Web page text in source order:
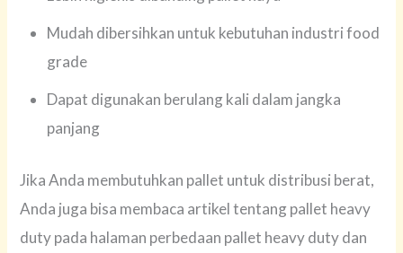
Mudah dibersihkan untuk kebutuhan industri food
grade
Dapat digunakan berulang kali dalam jangka
panjang
Jika Anda membutuhkan pallet untuk distribusi berat,
Anda juga bisa membaca artikel tentang pallet heavy
duty pada halaman perbedaan pallet heavy duty dan